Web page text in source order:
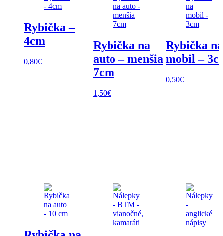
Rybička –
4cm
0,80€
Rybička na
auto – menšia
7cm
1,50€
Rybička na
mobil –
0,50€